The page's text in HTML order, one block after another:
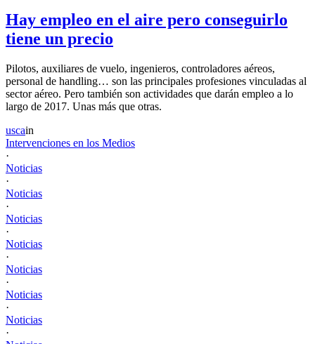
Hay empleo en el aire pero conseguirlo
tiene un precio
Pilotos, auxiliares de vuelo, ingenieros, controladores aéreos,
personal de handling… son las principales profesiones vinculadas al
sector aéreo. Pero también son actividades que darán empleo a lo
largo de 2017. Unas más que otras.
uscain
Intervenciones en los Medios
·
Noticias
·
Noticias
·
Noticias
·
Noticias
·
Noticias
·
Noticias
·
Noticias
·